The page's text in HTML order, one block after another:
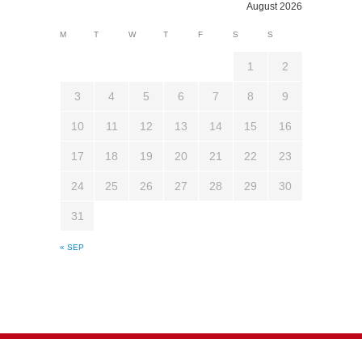
August 2026
M T W T F S S
« SEP
1 2
3 4 5 6 7 8 9
10 11 12 13 14 15 16
17 18 19 20 21 22 23
24 25 26 27 28 29 30
31